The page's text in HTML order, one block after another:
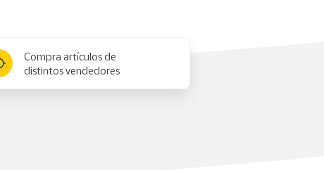
Compra artículos de
distintos vendedores